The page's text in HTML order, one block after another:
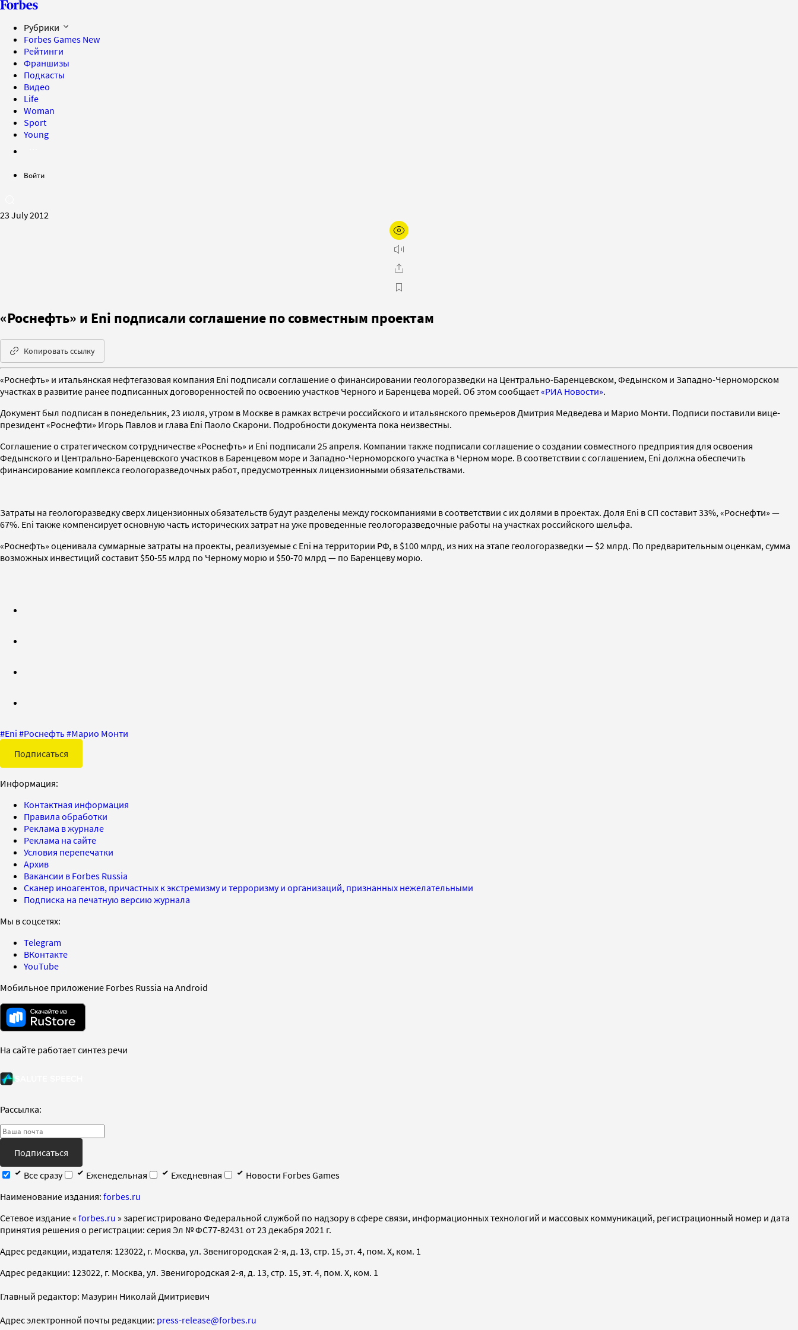
Рубрики
Forbes Games New
Рейтинги
Франшизы
Подкасты
Видео
Life
Woman
Sport
Young
Войти
23 July 2012
«Роснефть» и Eni подписали соглашение по совместным проектам
Копировать ссылку
«Роснефть» и итальянская нефтегазовая компания Eni подписали соглашение о финансировании геологоразведки на Центрально-Баренцевском, Федынском и Западно-Черноморском
участках в развитие ранее подписанных договоренностей по освоению участков Черного и Баренцева морей. Об этом сообщает«РИА Новости».
Документ был подписан в понедельник, 23 июля, утром в Москве в рамках встречи российского и итальянского премьеров Дмитрия Медведева и Марио Монти. Подписи поставили вице-
президент «Роснефти» Игорь Павлов и глава Eni Паоло Скарони. Подробности документа пока неизвестны.
Соглашение о стратегическом сотрудничестве «Роснефть» и Eni подписали 25 апреля. Компании также подписали соглашение о создании совместного предприятия для освоения
Федынского и Центрально-Баренцевского участков в Баренцевом море и Западно-Черноморского участка в Черном море. В соответствии с cоглашением, Eni должна обеспечить
финансирование комплекса геологоразведочных работ, предусмотренных лицензионными обязательствами.
Затраты на геологоразведку сверх лицензионных обязательств будут разделены между госкомпаниями в соответствии с их долями в проектах. Доля Eni в СП составит 33%, «Роснефти» —
67%. Eni также компенсирует основную часть исторических затрат на уже проведенные геологоразведочные работы на участках российского шельфа.
«Роснефть» оценивала суммарные затраты на проекты, реализуемые с Eni на территории РФ, в $100 млрд, из них на этапе геологоразведки — $2 млрд. По предварительным оценкам, сумма
возможных инвестиций составит $50-55 млрд по Черному морю и $50-70 млрд — по Баренцеву морю.
#Eni #Роснефть#Марио Монти
Подписаться
Информация:
Контактная информация
Правила обработки
Реклама в журнале
Реклама на сайте
Условия перепечатки
Архив
Вакансии в Forbes Russia
Сканер иноагентов, причастных к экстремизму и терроризму и организаций, признанных нежелательными
Подписка на печатную версию журнала
Мы в соцсетях:
Telegram
ВКонтакте
YouTube
Мобильное приложение Forbes Russia на Android
На сайте работает синтез речи
Рассылка:
Подписаться
Все сразу
Еженедельная Ежедневная
Новости Forbes Games
Наименование издания: forbes.ru
Cетевое издание « forbes.ru » зарегистрировано Федеральной службой по надзору в сфере связи, информационных технологий и массовых коммуникаций, регистрационный номер и дата
принятия решения о регистрации: серия Эл № ФС77-82431 от 23 декабря 2021 г.
Адрес редакции, издателя: 123022, г. Москва, ул. Звенигородская 2-я, д. 13, стр. 15, эт. 4, пом. X, ком. 1
Адрес редакции: 123022, г. Москва, ул. Звенигородская 2-я, д. 13, стр. 15, эт. 4, пом. X, ком. 1
Главный редактор: Мазурин Николай Дмитриевич
Адрес электронной почты редакции: press-release@forbes.ru